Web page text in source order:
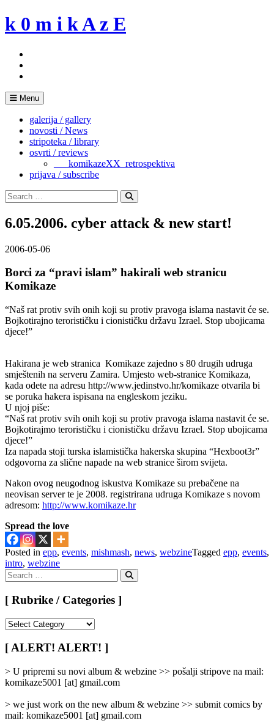
Skip
to
k 0 m i k A z E
Menu
galerija / gallery
novosti / News
stripoteka / library
osvrti / reviews
___komikazeXX_retrospektiva
prijava / subscribe
Search
for:
Search
6.05.2006. cyber attack & new start!
2006-05-06
Borci za “pravi islam” hakirali web stranicu
Komikaze
“Naš rat protiv svih onih koji su protiv pravoga islama nastavit će se.
Bojkotirajno terorističku i cionističku državu Izrael. Stop ubojicama
djece!”
Hakirana je web stranica Komikaze zajedno s 80 drugih udruga
smještenih na serveru Zamira. Umjesto web-stranice Komikaza,
kada odete na adresu http://www.jedinstvo.hr/komikaze otvarila bi
se poruka hakera ispisana na engleskom jeziku.
U njoj piše:
“Naš rat protiv svih onih koji su protiv pravoga islama nastavit će se.
Bojkotirajmo terorističku i cionističku državu Izrael. Stop ubojicama
djece!”
Iza napada stoji turska islamistička hakerska skupina “Hexboot3r”
odgovorna za slične napade na web stranice širom svijeta.
Nakon ovog neugodnog iskustva Komikaze su prebačene na
neovisan server te je 2008. registrirana udruga Komikaze s novom
adresom: http://www.komikaze.hr
Spread the love
Posted in epp, events, mishmash, news, webzineTagged epp, events,
intro, webzine
Search
for:
Search
[ Rubrike / Categories ]
/
Categories
]
[ ALERT! ALERT! ]
> U pripremi su novi album & webzine >> pošalji stripove na mail:
komikaze5001 [at] gmail.com
> we just work on the new album & webzine >> submit comics by
mail: komikaze5001 [at] gmail.com